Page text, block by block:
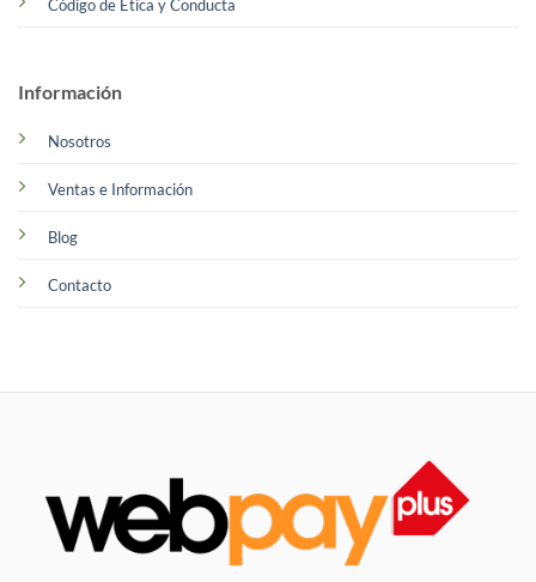
Código de Ética y Conducta
Información
Nosotros
Ventas e Información
Blog
Contacto